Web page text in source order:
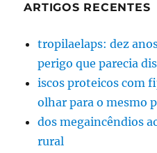
ARTIGOS RECENTES
tropilaelaps: dez
perigo que parecia
iscos proteicos com
olhar para o mesmo
dos megaincêndios
rural